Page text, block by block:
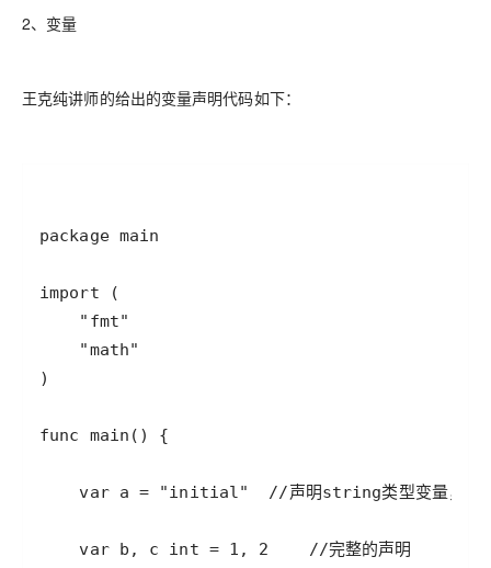
2、变量
王克纯讲师的给出的变量声明代码如下：